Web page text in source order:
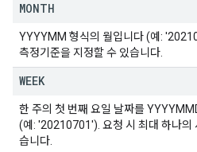
MONTH
YYYYMM 형식의 월입니다 (예:
측정기준을 지정할 수 있습니다.
WEEK
한 주의 첫 번째 요일 날짜를
(예: '20210701'). 요청 시 최대 하나의
습니다.